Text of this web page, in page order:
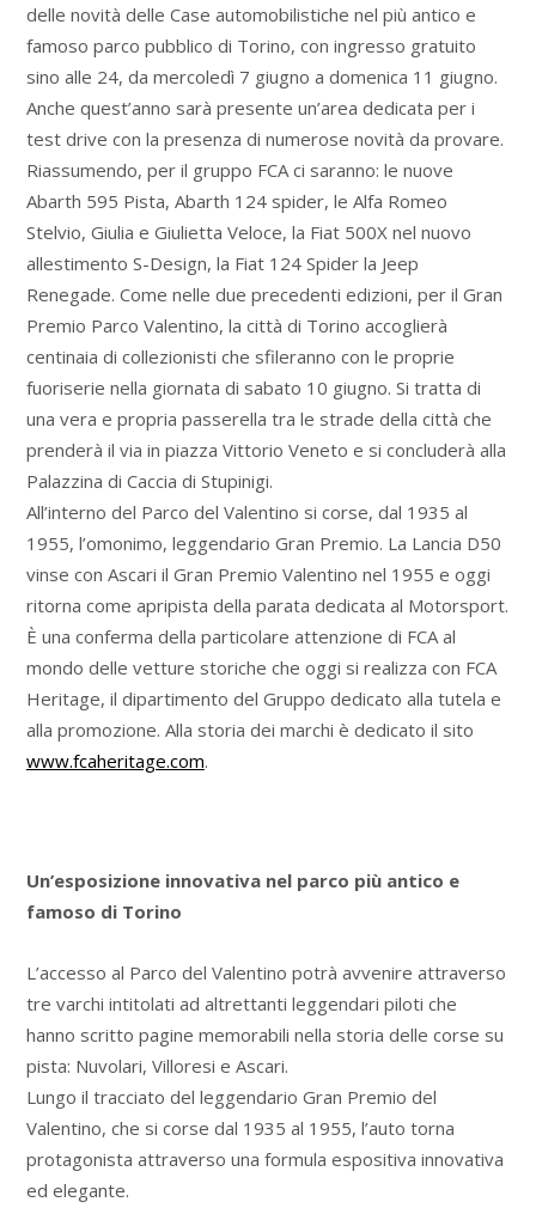
delle novità delle Case automobilistiche nel più antico e
famoso parco pubblico di Torino, con ingresso gratuito
sino alle 24, da mercoledì 7 giugno a domenica 11 giugno.
Anche quest’anno sarà presente un’area dedicata per i
test drive con la presenza di numerose novità da provare.
Riassumendo, per il gruppo FCA ci saranno: le nuove
Abarth 595 Pista, Abarth 124 spider, le Alfa Romeo
Stelvio, Giulia e Giulietta Veloce, la Fiat 500X nel nuovo
allestimento S-Design, la Fiat 124 Spider la Jeep
Renegade. Come nelle due precedenti edizioni, per il Gran
Premio Parco Valentino, la città di Torino accoglierà
centinaia di collezionisti che sfileranno con le proprie
fuoriserie nella giornata di sabato 10 giugno. Si tratta di
una vera e propria passerella tra le strade della città che
prenderà il via in piazza Vittorio Veneto e si concluderà alla
Palazzina di Caccia di Stupinigi.
All’interno del Parco del Valentino si corse, dal 1935 al
1955, l’omonimo, leggendario Gran Premio. La Lancia D50
vinse con Ascari il Gran Premio Valentino nel 1955 e oggi
ritorna come apripista della parata dedicata al Motorsport.
È una conferma della particolare attenzione di FCA al
mondo delle vetture storiche che oggi si realizza con FCA
Heritage, il dipartimento del Gruppo dedicato alla tutela e
alla promozione. Alla storia dei marchi è dedicato il sito
www.fcaheritage.com.
Un’esposizione innovativa nel parco più antico e
famoso di Torino
L’accesso al Parco del Valentino potrà avvenire attraverso
tre varchi intitolati ad altrettanti leggendari piloti che
hanno scritto pagine memorabili nella storia delle corse su
pista: Nuvolari, Villoresi e Ascari.
Lungo il tracciato del leggendario Gran Premio del
Valentino, che si corse dal 1935 al 1955, l’auto torna
protagonista attraverso una formula espositiva innovativa
ed elegante.